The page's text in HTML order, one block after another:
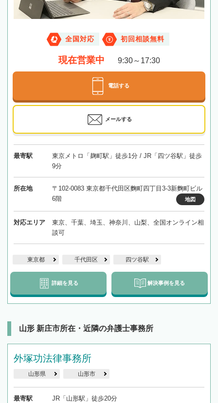
全国対応 初回相談無料
現在営業中 9:30～17:30
電話する
メールする
最寄駅
東京メトロ「麹町駅」徒歩1分 / JR「四ツ谷駅」徒歩
9分
所在地
〒102-0083 東京都千代田区麴町四丁目3-3新麴町ビル
6階
地図
対応エリア
東京、千葉、埼玉、神奈川、山梨、全国オンライン相
談可
東京都 千代田区 四ツ谷駅
詳細を見る 解決事例を見る
山形 新庄市所在・近隣の弁護士事務所
外塚功法律事務所
山形県 山形市
最寄駅 JR「山形駅」徒歩20分